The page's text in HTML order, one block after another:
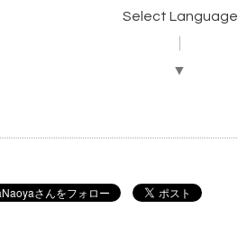
Select Language
▼